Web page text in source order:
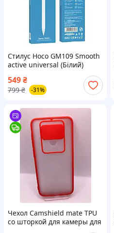
Стилус Hoco GM109 Smooth
active universal (Білий)
549₴
799 ₴ -31%
Чехол Camshield mate TPU
со шторкой для камеры для
Xiaomi Redmi Note 9 / Redmi